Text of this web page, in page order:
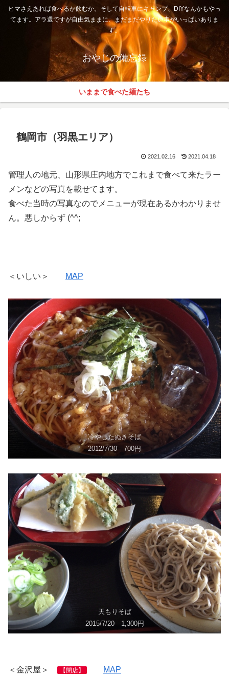
ヒマさえあれば食べるか飲むか。そして自転車にキャンプ、DIYなんかもやっ
てます。アラ還ですが自由気ままに、まだまだやりたい事がいっぱいありま
す。
おやじの備忘録
いままで食べた麺たち
鶴岡市（羽黒エリア）
2021.02.16 2021.04.18
管理人の地元、山形県庄内地方でこれまで食べて来たラー
メンなどの写真を載せてます。
食べた当時の写真なのでメニューが現在あるかわかりませ
ん。悪しからず (^^;
＜いしい＞ MAP
冷やしたぬきそば
2012/7/30 700円
天もりそば
2015/7/20 1,300円
＜金沢屋＞ 【閉店】 MAP